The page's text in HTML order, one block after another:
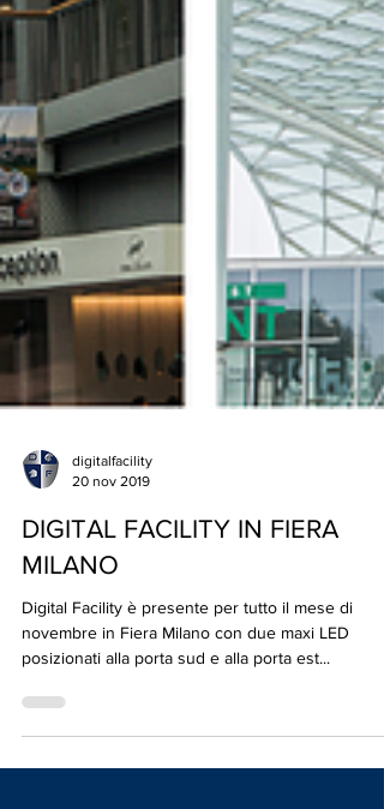
20 nov 2019
DIGITAL FACILITY IN FIERA
MILANO
Digital Facility è presente per tutto il mese di
posizionati alla porta sud e alla porta est...